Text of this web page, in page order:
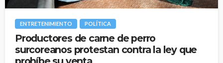
ENTRETENIMIENTO POLÍTICA
Productores de carne de perro
surcoreanos protestan contra la ley que